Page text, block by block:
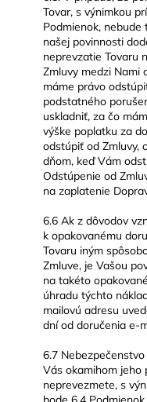
Tovar, s výnimkou
Podmienok,
našej povinnosti
neprevzatie Tovaru
Zmluvy medzi Nami
máme právo
podstatného
uskladniť, za čo
výške poplatku za
odstúpiť od Zmluvy,
dňom, keď Vám
Odstúpenie od
na zaplatenie
6.6 Ak z dôvodov
k opakovanému
Tovaru iným
Zmluve, je Vašou
na takéto
úhradu týchto
mailovú adresu
dní od doručenia e-
6.7
Vás okamihom jeho
neprevezmete, s